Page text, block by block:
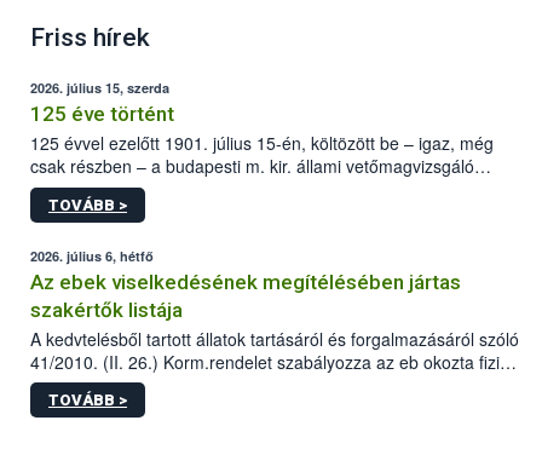
Friss hírek
2026. július 15, szerda
125 éve történt
125 évvel ezelőtt 1901. július 15-én, költözött be – igaz, még
csak részben – a budapesti m. kir. állami vetőmagvizsgáló
állomás a Kis Rókus utca 15. szám alatti, Czigler Győző által
tervezett új épületébe.
TOVÁBB >
2026. július 6, hétfő
Az ebek viselkedésének megítélésében jártas
szakértők listája
A kedvtelésből tartott állatok tartásáról és forgalmazásáról szóló
41/2010. (II. 26.) Korm.rendelet szabályozza az eb okozta fizikai
sérülés, illetve ennek veszélye keletkezésekor felmerülő
hatósági feladatokat, valamint a veszélyes eb tartását és annak
TOVÁBB >